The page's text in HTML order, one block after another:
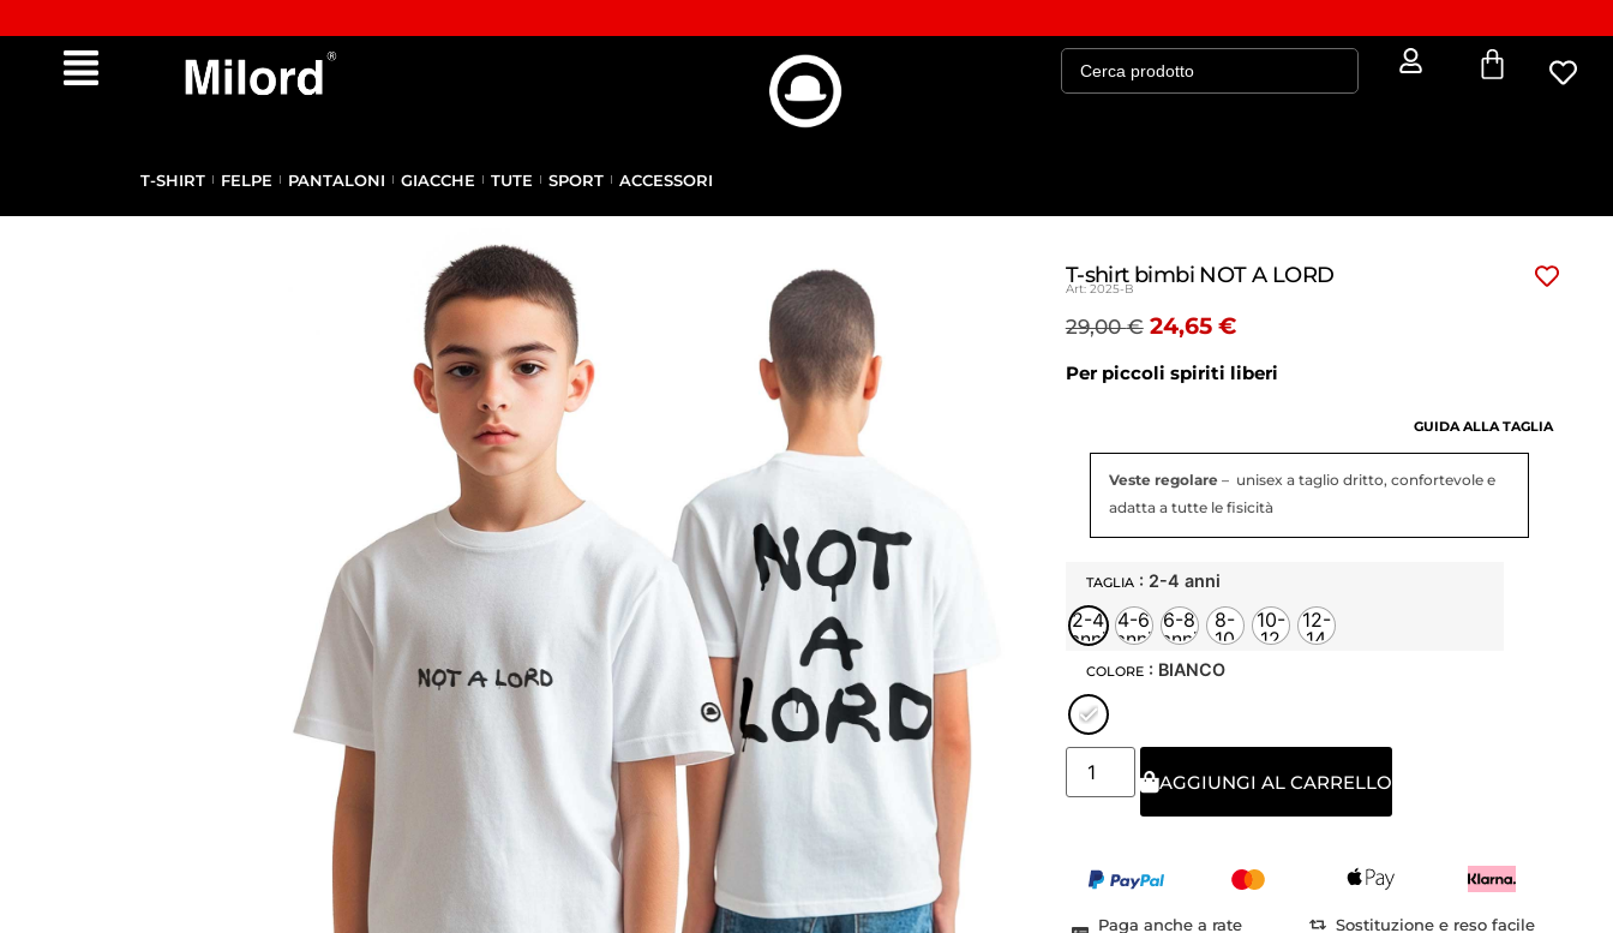
T-SHIRT FELPE PANTALONI GIACCHE TUTE SPORT ACCESSORI
T-shirt bimbi NOT A LORD
Art: 2025-B
29,00€ 24,65 €
Per piccoli spiriti liberi
GUIDA ALLA TAGLIA
Veste regolare – unisex a taglio dritto, confortevole e
adatta a tutte le fisicità
TAGLIA : 2-4 anni
2-4
anni
4-6
anni
6-8
anni
8-
10
anni
10-
12
12-
14
COLORE : BIANCO
AGGIUNGI AL CARRELLO
Paga anche a rate
Sostituzione e reso facile